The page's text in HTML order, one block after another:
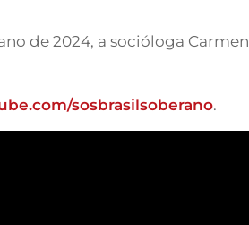
de 2024, a socióloga Carmen
sosbrasilsoberano.